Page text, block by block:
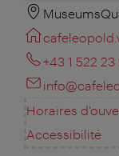
+43 1 522 23
Horaires
Accessibilité